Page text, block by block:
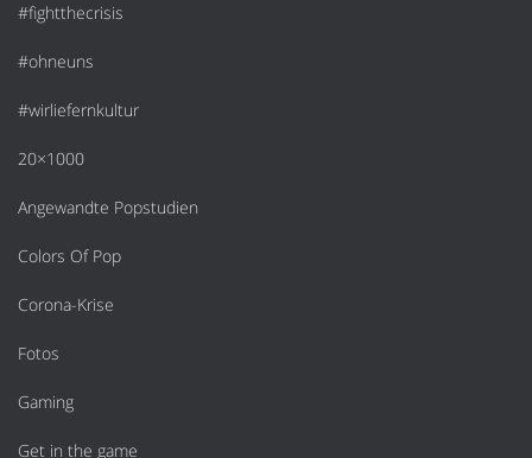
#fightthecrisis
#ohneuns
#wirliefernkultur
20×1000
Angewandte Popstudien
Colors Of Pop
Corona-Krise
Fotos
Gaming
Get in the game